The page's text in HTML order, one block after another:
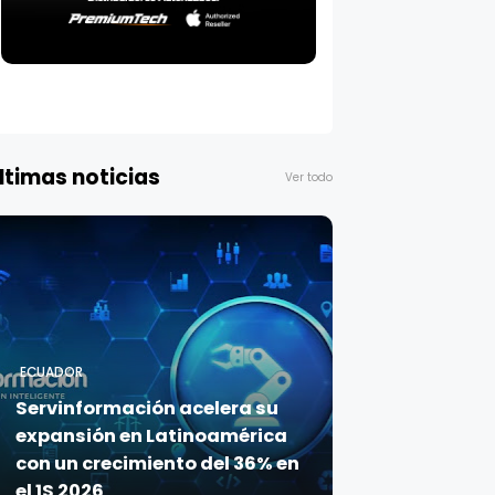
noticias Ver todo
ECUADOR
Servinformación acelera su
expansión en Latinoamérica
con un crecimiento del 36% en